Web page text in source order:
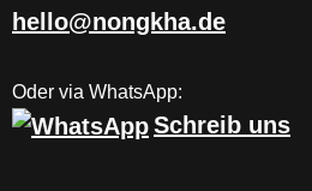
hello@nongkha.de
Oder via WhatsApp:
Schreib uns